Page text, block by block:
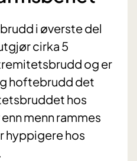
i øverste del
cirka 5
og er
hoftebrudd det
hos
menn rammes
hyppigere hos